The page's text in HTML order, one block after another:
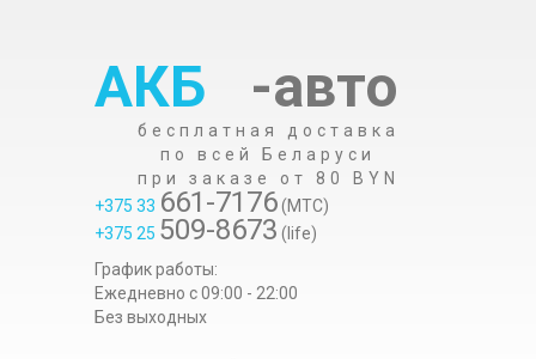
АКБ -авто
бесплатная доставка
по всей Беларуси
при заказе от 80 BYN
+375 33 661-7176(МТС)
+375 25 509-8673 (life)
График работы:
Ежедневно c 09:00 - 22:00
Без выходных